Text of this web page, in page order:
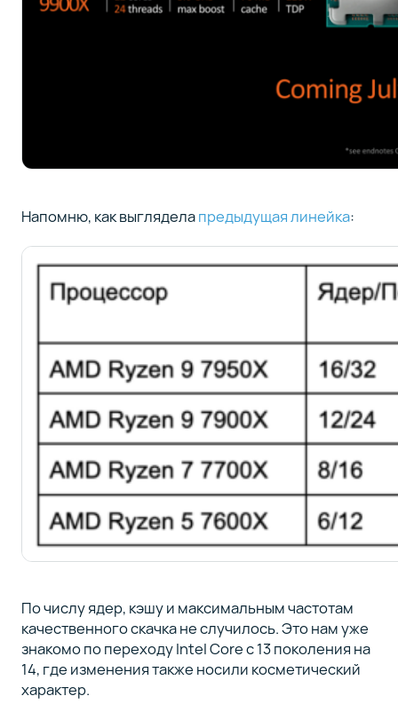
Напомню, как выгляделапредыдущая линейка:
По числу ядер, кэшу и максимальным частотам
качественного скачка не случилось. Это нам уже
знакомо по переходу Intel Core c 13 поколения на
14, где изменения также носили косметический
характер.